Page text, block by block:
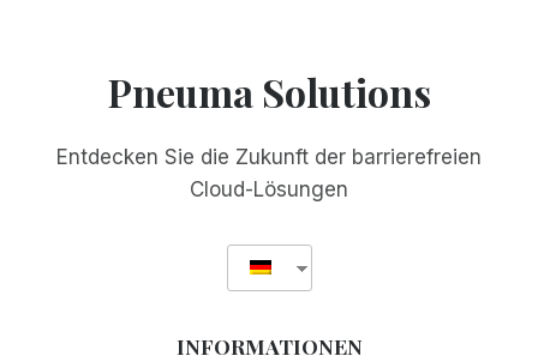
Pneuma Solutions
Entdecken Sie die Zukunft der barrierefreien
Cloud-Lösungen
INFORMATIONEN